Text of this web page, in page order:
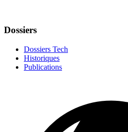
Dossiers
Dossiers Tech
Historiques
Publications